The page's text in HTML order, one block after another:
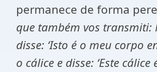
permanece de forma
que também vos transmiti:
disse: ‘Isto é o meu corpo
o cálice e disse: ‘Este